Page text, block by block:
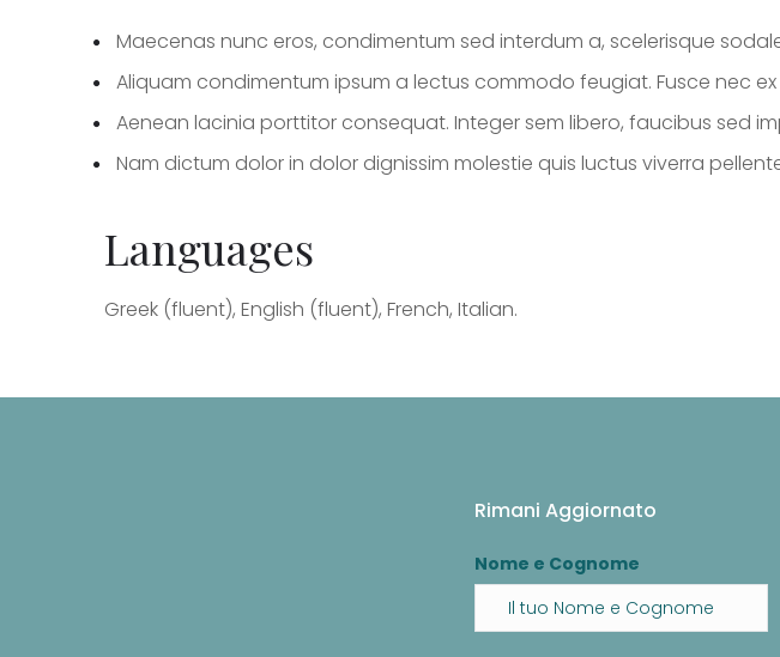
Maecenas nunc eros, condimentum sed interdum a, scelerisque
Aliquam condimentum ipsum a lectus commodo feugiat. Fusce nec ex
Aenean lacinia porttitor consequat. Integer sem libero, faucibus sed
Nam dictum dolor in dolor dignissim molestie quis luctus viverra
Languages
Greek (fluent), English (fluent), French, Italian.
Rimani Aggiornato
Nome e Cognome